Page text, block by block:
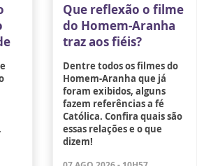
Que reflexão o filme
do Homem-Aranha
traz aos fiéis?
Dentre todos os filmes do
Homem-Aranha que já
foram exibidos, alguns
fazem referências a fé
Católica. Confira quais são
essas relações e o que
dizem!